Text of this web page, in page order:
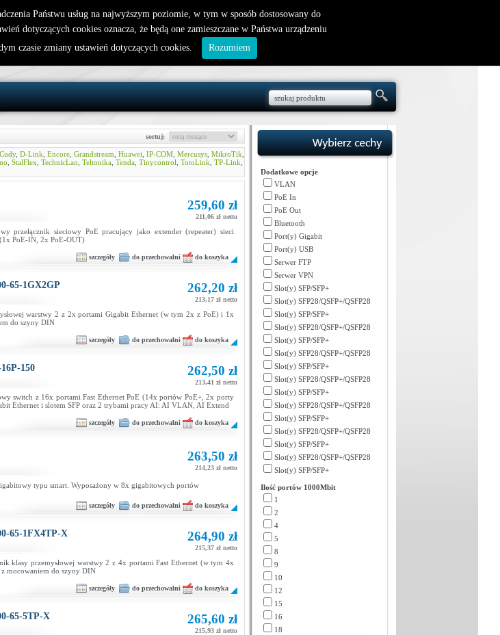
nowy klient
W koszyku jest 0 produktów(y)
sortuj:
Cudy, D-Link Encore Grandstream Huawei IP-COM Mercusys MikroTik
StalFlex TechnicLan Teltonika Tenda Tinycontrol TotoLink TP-Link
259,60 zł
211,06 zł netto
przełącznik sieciowy PoE pracujący jako extender (repeater) sieci
PoE-IN, 2x PoE-OUT)
szczegóły do przechowalni do koszyka
65-1GX2GP 262,20 zł
213,17 zł netto
warstwy 2 z 2x portami Gigabit Ethernet (w tym 2x z PoE) i 1x
do szyny DIN
szczegóły do przechowalni do koszyka
150 262,50 zł
213,41 zł netto
switch z 16x portami Fast Ethernet PoE (14x portów PoE+, 2x porty
Ethernet i slotem SFP oraz 2 trybami pracy AI: AI VLAN, AI Extend
szczegóły do przechowalni do koszyka
263,50 zł
214,23 zł netto
typu smart. Wyposażony w 8x gigabitowych portów
szczegóły do przechowalni do koszyka
65-1FX4TP-X 264,90 zł
215,37 zł netto
klasy przemysłowej warstwy 2 z 4x portami Fast Ethernet (w tym 4x
mocowaniem do szyny DIN
szczegóły do przechowalni do koszyka
65-5TP-X 265,60 zł
215,93 zł netto
Dodatkowe opcje
VLAN
PoE In
PoE Out
Bluetooth
Port(y) Gigabit
Port(y) USB
Serwer FTP
Serwer VPN
Slot(y) SFP/SFP+
Slot(y) SFP28/QSFP+/QSFP28
Slot(y) SFP/SFP+
Slot(y) SFP28/QSFP+/QSFP28
Slot(y) SFP/SFP+
Slot(y) SFP28/QSFP+/QSFP28
Slot(y) SFP/SFP+
Slot(y) SFP28/QSFP+/QSFP28
Slot(y) SFP/SFP+
Slot(y) SFP28/QSFP+/QSFP28
Slot(y) SFP/SFP+
Slot(y) SFP28/QSFP+/QSFP28
Slot(y) SFP/SFP+
Slot(y) SFP28/QSFP+/QSFP28
Slot(y) SFP/SFP+
Ilość portów 1000Mbit
1
2
4
5
8
9
10
12
15
16
18
Państwu usług na najwyższym poziomie, w tym w sposób dostosowany do
dotyczących cookies oznacza, że będą one zamieszczane w Państwa urządzeniu
czasie zmiany ustawień dotyczących cookies.
Rozumiem